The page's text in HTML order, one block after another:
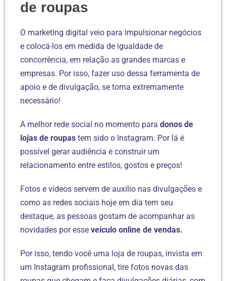
de roupas
O marketing digital veio para impulsionar negócios
e colocá-los em medida de igualdade de
concorrência, em relação as grandes marcas e
empresas. Por isso, fazer uso dessa ferramenta de
apoio e de divulgação, se torna extremamente
necessário!
A melhor rede social no momento para donos de
lojas de roupas tem sido o Instagram. Por lá é
possível gerar audiência e construir um
relacionamento entre estilos, gostos e preços!
Fotos e vídeos servem de auxílio nas divulgações e
como as redes sociais hoje em dia tem seu
destaque, as pessoas gostam de acompanhar as
novidades por esse veículo online de vendas.
Por isso, tendo você uma loja de roupas, invista em
um Instagram profissional, tire fotos novas das